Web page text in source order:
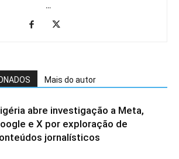
...
Mais do autor
abre investigação a Meta,
e X por exploração de
jornalísticos